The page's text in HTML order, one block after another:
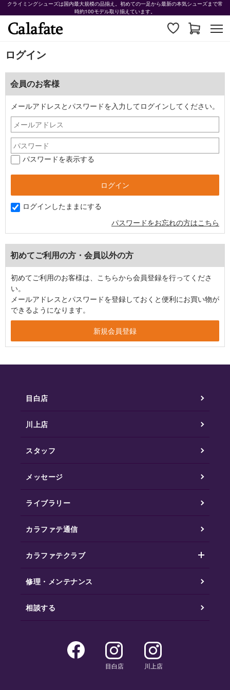
クライミングシューズは国内最大規模の品揃え。初めての一足から最新の本気シューズまで常
時約100モデル取り揃えています。
ログイン
会員のお客様
メールアドレスとパスワードを入力してログインしてください。
パスワードを表示する
ログインしたままにする
パスワードをお忘れの方はこちら
初めてご利用の方・会員以外の方
初めてご利用のお客様は、こちらから会員登録を行ってくださ
い。
メールアドレスとパスワードを登録しておくと便利にお買い物が
できるようになります。
目白店
川上店
スタッフ
メッセージ
ライブラリー
カラファテ通信
カラファテクラブ
修理・メンテナンス
相談する
目白店 川上店